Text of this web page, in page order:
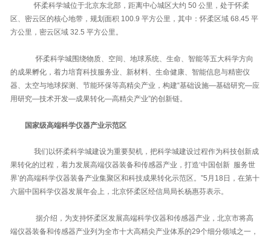
怀柔科学城位于北京东北部，距离中心城区大约 50 公里，处于怀柔
区、密云区的核心地带，规划面积 100.9 平方公里，其中：怀柔区域 68.45 平
方公里，密云区域 32.5 平方公里。
怀柔科学城围绕物质、空间、地球系统、生命、智能等五大科学方向
的成果孵化，着力培育科技服务业、新材料、生命健康、智能信息与精密仪
器、太空与地球探测、节能环保等高精尖产业，构建“基础设施—基础研究—应
用研究—技术开发—成果转化—高精尖产业”的创新链。
国家级高端科学仪器产业示范区
我们以怀柔科学城建设为重要契机，把科学城建设过程作为科技创新成
果转化的过程，着力发展高端仪器装备和传感器产业，打造‘中国创新 服务世
界’的高端科学仪器装备产业集聚区和科技成果转化示范区。”5月18日，在第十
六届中国科学仪器发展年会上，北京怀柔区经信局局长杨惠芬表示。
据介绍，为支持怀柔区发展高端科学仪器和传感器产业，北京市将高
端仪器装备和传感器产业列为全市十大高精尖产业体系的29个细分领域之一，